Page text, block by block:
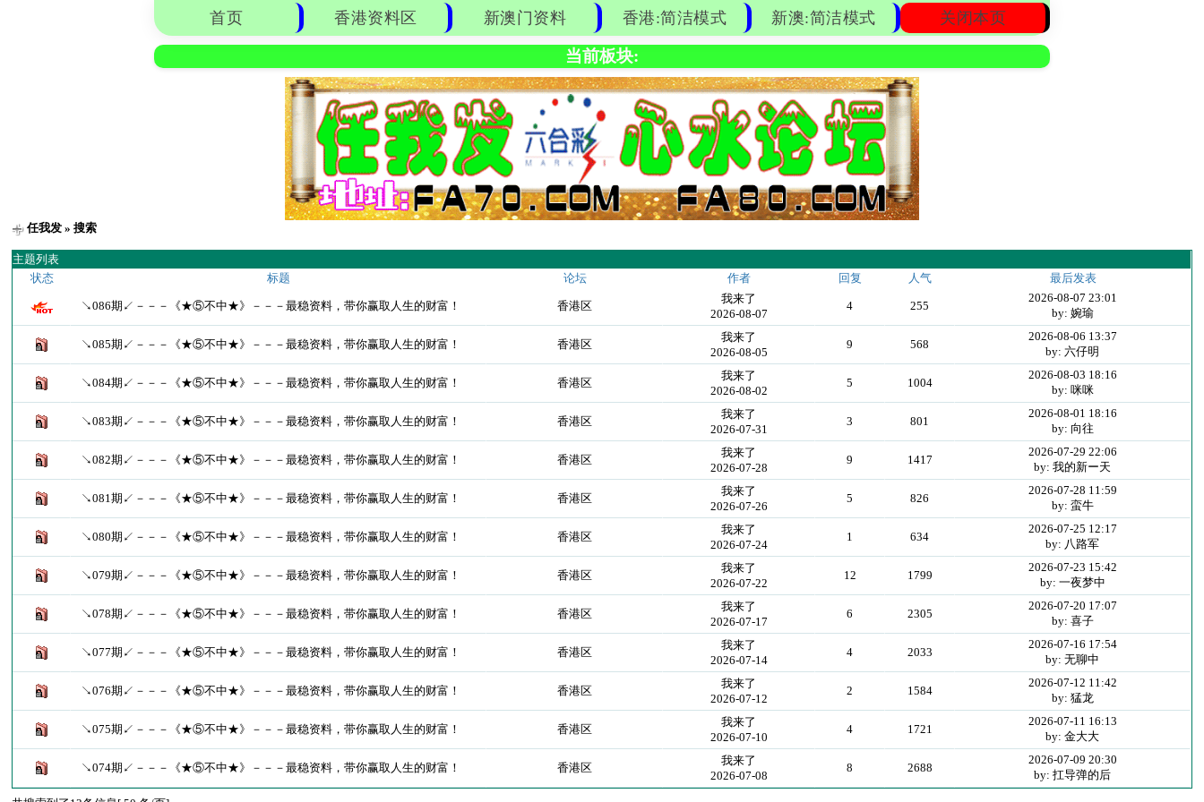
首页 香港资料区 新澳门资料 香港:简洁模式 新澳:简洁模式 关闭本页
当前板块:
任我发 » 搜索
主题列表
状态
标题 论坛 作者 回复 人气 最后发表
↘086期↙－－－《★⑤不中★》－－－最稳资料，带你赢取人生的财富！ 香港区
我来了
2026-08-07
4 255
2026-08-07 23:01
by: 婉瑜
↘085期↙－－－《★⑤不中★》－－－最稳资料，带你赢取人生的财富！ 香港区
我来了
2026-08-05
9 568
2026-08-06 13:37
by: 六仔明
↘084期↙－－－《★⑤不中★》－－－最稳资料，带你赢取人生的财富！ 香港区
我来了
2026-08-02
5 1004
2026-08-03 18:16
by: 咪咪
↘083期↙－－－《★⑤不中★》－－－最稳资料，带你赢取人生的财富！ 香港区
我来了
2026-07-31
3 801
2026-08-01 18:16
by: 向往
↘082期↙－－－《★⑤不中★》－－－最稳资料，带你赢取人生的财富！ 香港区
我来了
2026-07-28
9 1417
2026-07-29 22:06
by: 我的新ー天
↘081期↙－－－《★⑤不中★》－－－最稳资料，带你赢取人生的财富！ 香港区
我来了
2026-07-26
5 826
2026-07-28 11:59
by: 蛮牛
↘080期↙－－－《★⑤不中★》－－－最稳资料，带你赢取人生的财富！ 香港区
我来了
2026-07-24
1 634
2026-07-25 12:17
by: 八路军
↘079期↙－－－《★⑤不中★》－－－最稳资料，带你赢取人生的财富！ 香港区
我来了
2026-07-22
12 1799
2026-07-23 15:42
by: 一夜梦中
↘078期↙－－－《★⑤不中★》－－－最稳资料，带你赢取人生的财富！ 香港区
我来了
2026-07-17
6 2305
2026-07-20 17:07
by: 喜子
↘077期↙－－－《★⑤不中★》－－－最稳资料，带你赢取人生的财富！ 香港区
我来了
2026-07-14
4 2033
2026-07-16 17:54
by: 无聊中
↘076期↙－－－《★⑤不中★》－－－最稳资料，带你赢取人生的财富！ 香港区
我来了
2026-07-12
2 1584
2026-07-12 11:42
by: 猛龙
↘075期↙－－－《★⑤不中★》－－－最稳资料，带你赢取人生的财富！ 香港区
我来了
2026-07-10
4 1721
2026-07-11 16:13
by: 金大大
↘074期↙－－－《★⑤不中★》－－－最稳资料，带你赢取人生的财富！ 香港区
我来了
2026-07-08
8 2688
2026-07-09 20:30
by: 扛导弹的后